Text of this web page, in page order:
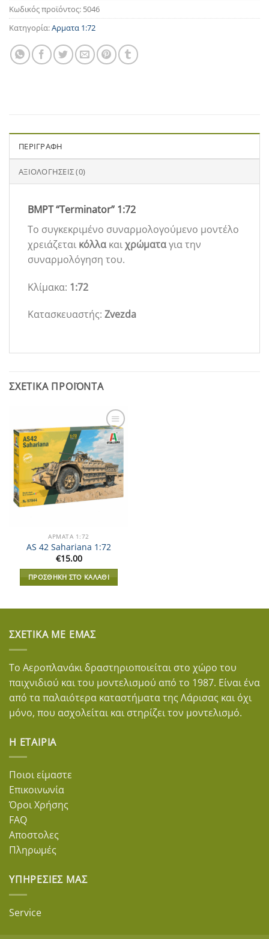
Κωδικός προϊόντος: 5046
Κατηγορία:Αρματα 1:72
ΠΕΡΙΓΡΑΦΉ
ΑΞΙΟΛΟΓΉΣΕΙΣ (0)
BMPT “Terminator” 1:72
Το συγκεκριμένο συναρμολογούμενο μοντέλο
χρειάζεται κόλλακαιχρώματαγια την
συναρμολόγηση του.
Κλίμακα: 1:72
Κατασκευαστής: Zvezda
ΣΧΕΤΙΚΆ ΠΡΟΪΌΝΤΑ
Add to
Wishlist
ΑΡΜΑΤΑ 1:72
AS 42 Sahariana 1:72
€15.00
ΠΡΟΣΘΉΚΗ ΣΤΟ ΚΑΛΆΘΙ
ΣΧΕΤΙΚΆ ΜΕ ΕΜΆΣ
Το Αεροπλανάκι δραστηριοποιείται στο χώρο του
παιχνιδιού και του μοντελισμού από το 1987. Είναι ένα
από τα παλαιότερα καταστήματα της Λάρισας και όχι
μόνο, που ασχολείται και στηρίζει τον μοντελισμό.
Η ΕΤΑΙΡΊΑ
Ποιοι είμαστε
Επικοινωνία
Όροι Χρήσης
FAQ
Αποστολες
Πληρωμές
ΥΠΗΡΕΣΊΕΣ ΜΑΣ
Service